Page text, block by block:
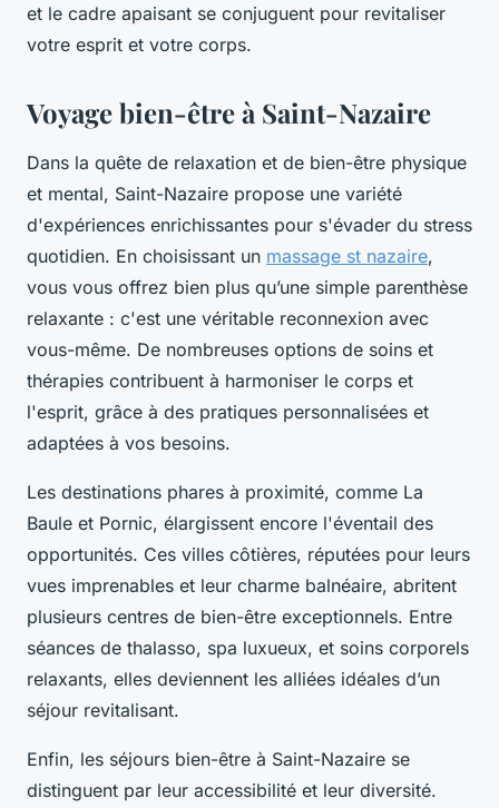
et le cadre apaisant se conjuguent pour revitaliser
votre esprit et votre corps.
Voyage bien-être à Saint-Nazaire
Dans la quête de relaxation et de bien-être physique
et mental, Saint-Nazaire propose une variété
d'expériences enrichissantes pour s'évader du stress
quotidien. En choisissant un massage st nazaire,
vous vous offrez bien plus qu’une simple parenthèse
relaxante : c'est une véritable reconnexion avec
vous-même. De nombreuses options de soins et
thérapies contribuent à harmoniser le corps et
l'esprit, grâce à des pratiques personnalisées et
adaptées à vos besoins.
Les destinations phares à proximité, comme La
Baule et Pornic, élargissent encore l'éventail des
opportunités. Ces villes côtières, réputées pour leurs
vues imprenables et leur charme balnéaire, abritent
plusieurs centres de bien-être exceptionnels. Entre
séances de thalasso, spa luxueux, et soins corporels
relaxants, elles deviennent les alliées idéales d’un
séjour revitalisant.
Enfin, les séjours bien-être à Saint-Nazaire se
distinguent par leur accessibilité et leur diversité.